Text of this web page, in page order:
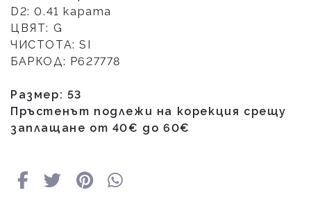
D2: 0.41 карата
ЦВЯТ: G
ЧИСТОТА: SI
БАРКОД: P627778
Размер: 53
Пръстенът подлежи на корекция срещу
заплащане от 40€ до 60€